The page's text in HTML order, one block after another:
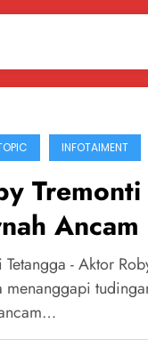
INFOTAIMENT
Tetangga - Aktor
menanggapi